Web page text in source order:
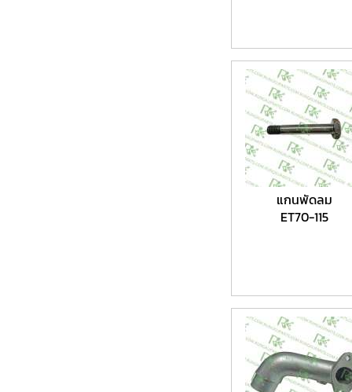
แกนพัดลม
ET70-115